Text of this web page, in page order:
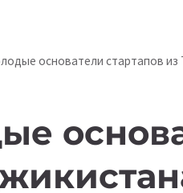
основатели стартапов